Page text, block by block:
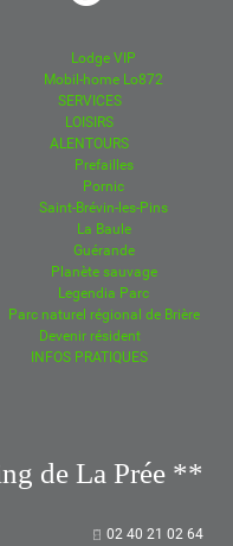
Lodge VIP
Mobil-home Lo872
SERVICES
LOISIRS
ALENTOURS
Prefailles
Pornic
Saint-Brévin-les-Pins
La Baule
Guérande
Planète sauvage
Legendia Parc
Parc naturel régional de Brière
Devenir résident
INFOS PRATIQUES
de La Prée **
02 40 21 02 64